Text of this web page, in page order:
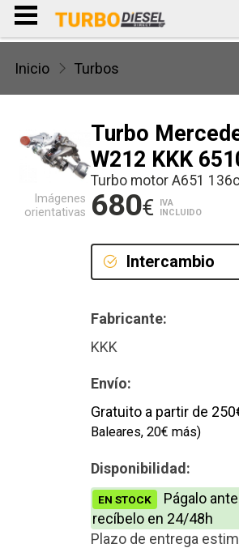
Inicio Turbos
Turbo
W212 KKK
Turbo motor A651
680€
IVA
INCLUIDO
Intercambio
Fabricante:
KKK
Envío:
Gratuito a partir de
Baleares, 20€ más)
Disponibilidad:
EN STOCK
Págalo
recíbelo en 24/48h
Plazo de entrega
Imágenes
orientativas